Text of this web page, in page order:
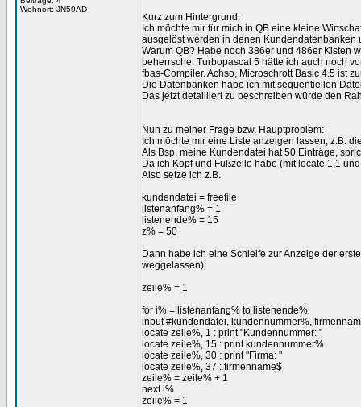
Wohnort: JN59AD
Kurz zum Hintergrund:
Ich möchte mir für mich in QB eine kleine
ausgelöst werden in denen
Warum QB? Habe noch 386er und 486er Kisten
beherrsche. Turbopascal 5 hätte ich auch noch
fbas-Compiler. Achso, Microschrott Basic 4.5 ist
Die Datenbanken habe ich mit sequentiellen
Das jetzt detailliert zu beschreiben würde den
Nun zu meiner Frage bzw. Hauptproblem:
Ich möchte mir eine Liste anzeigen lassen, z.B.
Als Bsp. meine Kundendatei hat 50 Einträge,
Da ich Kopf und Fußzeile habe (mit locate 1,1
Also setze ich z.B.
kundendatei = freefile
listenanfang% = 1
listenende% = 15
z% = 50
Dann habe ich eine Schleife zur Anzeige der
weggelassen):
zeile% = 1
for i% = listenanfang% to listenende%
input #kundendatei, kundennummer%,
locate zeile%, 1 : print "Kundennummer: "
locate zeile%, 15 : print kundennummer%
locate zeile%, 30 : print "Firma: "
locate zeile%, 37 : firmenname$
zeile% = zeile% + 1
next i%
zeile% = 1